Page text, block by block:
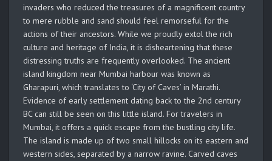
invaders who reduced the treasures of a magnificent country
to mere rubble and sand should feel remorseful for the
actions of their ancestors. While we proudly extol the rich
culture and heritage of India, it is disheartening that these
distressing truths are frequently overlooked. The ancient
island kingdom near Mumbai harbour was known as
Gharapuri, which translates to ‘City of Caves’ in Marathi.
Evidence of early settlement dating back to the 2nd century
BC can still be seen on this little island. For travelers in
Mumbai, it offers a quick escape from the bustling city life.
The island is made up of two small hillocks on its eastern and
western sides, separated by a narrow ravine. Carved caves